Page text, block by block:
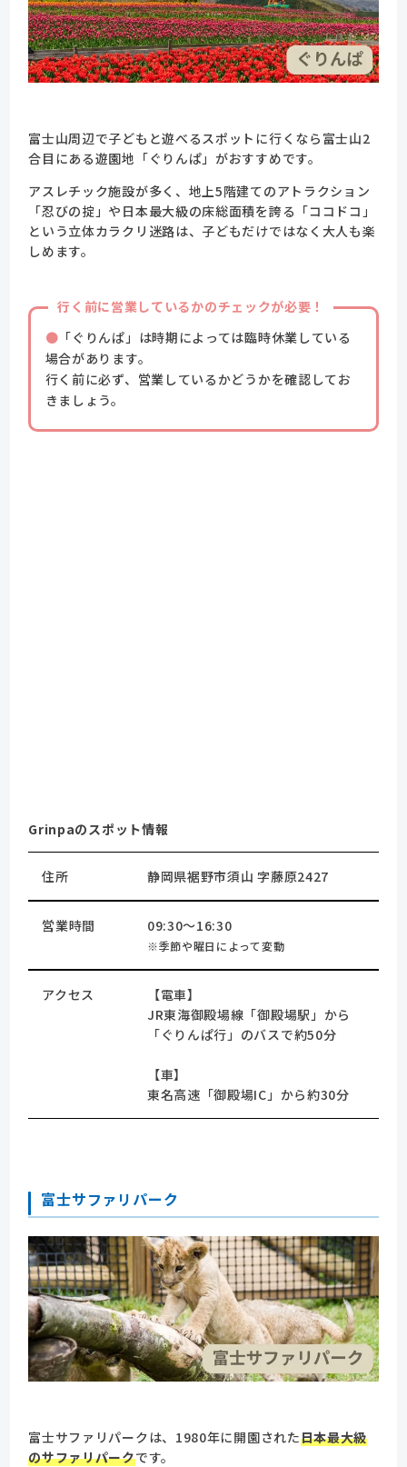
富士山周辺で子どもと遊べるスポットに行くなら富士山2
合目にある遊園地「ぐりんぱ」がおすすめです。
アスレチック施設が多く、地上5階建てのアトラクション
「忍びの掟」や日本最大級の床総面積を誇る「ココドコ」
という立体カラクリ迷路は、子どもだけではなく大人も楽
しめます。
行く前に営業しているかのチェックが必要！
「ぐりんぱ」は時期によっては臨時休業している
場合があります。
行く前に必ず、営業しているかどうかを確認してお
きましょう。
Grinpaのスポット情報
住所 静岡県裾野市須山 字藤原2427
営業時間 09:30～16:30
※季節や曜日によって変動
アクセス
【電車】
JR東海御殿場線「御殿場駅」から
「ぐりんぱ行」のバスで約50分
【車】
東名高速「御殿場IC」から約30分
富士サファリパーク
富士サファリパークは、1980年に開園された日本最大級
のサファリパークです。